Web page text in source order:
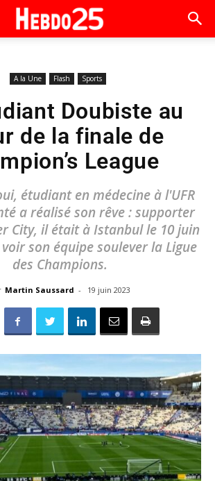
A la Une Flash Sports
Doubiste au
de la finale de
League
étudiant en médecine à l'UFR
a réalisé son rêve : supporter
City, il était à Istanbul le 10 juin
son équipe soulever la Ligue
des Champions.
Martin Saussard - 19 juin 2023